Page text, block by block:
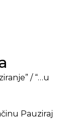
/ “…u
Pauziraj